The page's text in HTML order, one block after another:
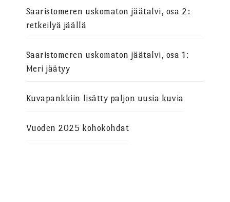
Saaristomeren uskomaton jäätalvi, osa 2:
retkeilyä jäällä
Saaristomeren uskomaton jäätalvi, osa 1:
Meri jäätyy
Kuvapankkiin lisätty paljon uusia kuvia
Vuoden 2025 kohokohdat